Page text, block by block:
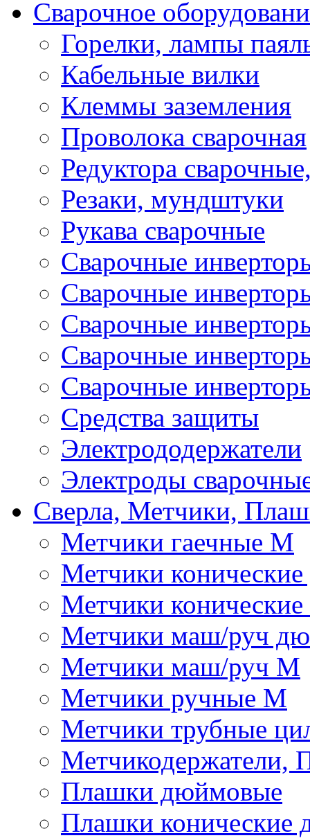
Сварочное
Горелки, лампы
Кабельные вилки
Клеммы заземления
Проволока сварочная
Редуктора
Резаки, мундштуки
Рукава сварочные
Сварочные
Сварочные
Сварочные
Сварочные
Сварочные
Средства защиты
Электрододержатели
Электроды
Сверла, Метчики,
Метчики гаечные М
Метчики
Метчики
Метчики маш/руч
Метчики маш/руч М
Метчики ручные М
Метчики трубные
Метчикодержатели,
Плашки дюймовые
Плашки